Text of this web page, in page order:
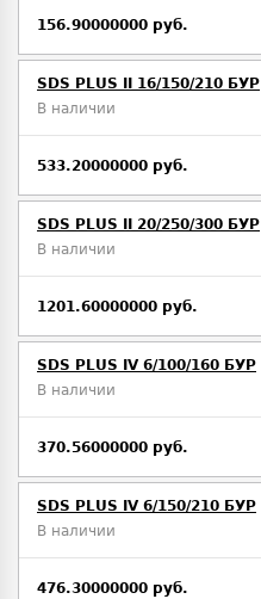
156.90000000 руб.
SDS PLUS II 16/150/210 БУР
В наличии
533.20000000 руб.
SDS PLUS II 20/250/300 БУР
В наличии
1201.60000000 руб.
SDS PLUS IV 6/100/160 БУР
В наличии
370.56000000 руб.
SDS PLUS IV 6/150/210 БУР
В наличии
476.30000000 руб.